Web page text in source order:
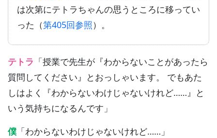
は次第にテトラちゃんの思うところに移ってい
った（第405回参照 ）。
テトラ 「授業で先生が『わからないことがあったら
質問してください』とおっしゃいます。 でもあた
しはよく『わからないわけじゃないけれど……』と
いう気持ちになるんです」
僕 「わからないわけじゃないけれど……」